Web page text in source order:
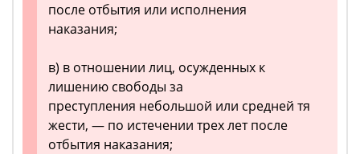
после отбытия или исполнения
наказания;
в) в отношении лиц, осужденных к
лишению свободы за
преступления небольшой или средней тя
жести, — по истечении трех лет после
отбытия наказания;